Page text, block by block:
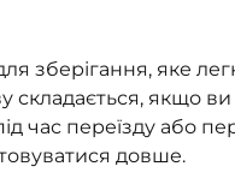
зберігання, яке
складається, якщо
час переїзду або
довше.